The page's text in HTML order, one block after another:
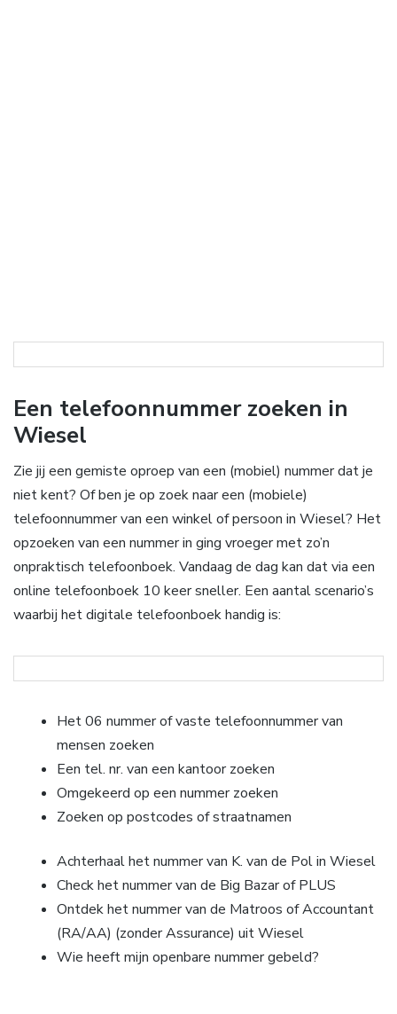
Een telefoonnummer zoeken in
Wiesel
Zie jij een gemiste oproep van een (mobiel) nummer dat je
niet kent? Of ben je op zoek naar een (mobiele)
telefoonnummer van een winkel of persoon in Wiesel? Het
opzoeken van een nummer in ging vroeger met zo’n
onpraktisch telefoonboek. Vandaag de dag kan dat via een
online telefoonboek 10 keer sneller. Een aantal scenario’s
waarbij het digitale telefoonboek handig is:
Het 06 nummer of vaste telefoonnummer van
mensen zoeken
Een tel. nr. van een kantoor zoeken
Omgekeerd op een nummer zoeken
Zoeken op postcodes of straatnamen
Achterhaal het nummer van K. van de Pol in Wiesel
Check het nummer van de Big Bazar of PLUS
Ontdek het nummer van de Matroos of Accountant
(RA/AA) (zonder Assurance) uit Wiesel
Wie heeft mijn openbare nummer gebeld?